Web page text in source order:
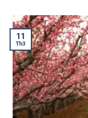
11
Th3